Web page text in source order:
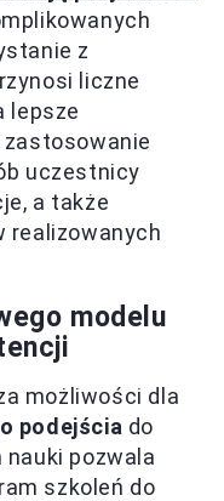
z
liczne
lepsze
uczestnicy
a także
realizowanych
modelu
możliwości dla
podejścia do
pozwala
szkoleń do